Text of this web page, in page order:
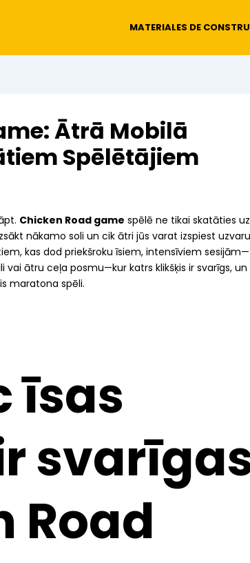
MATERIALES DE
Ātrā Mobilā
Spēlētājiem
Chicken Road game spēlē ne tikai skatāties uz
nākamo soli un cik ātri jūs varat izspiest uzvaru
kas dod priekšroku īsiem, intensīviem sesijām—
ātru ceļa posmu—kur katrs klikšķis ir svarīgs, un
maratona spēli.
īsas
Road